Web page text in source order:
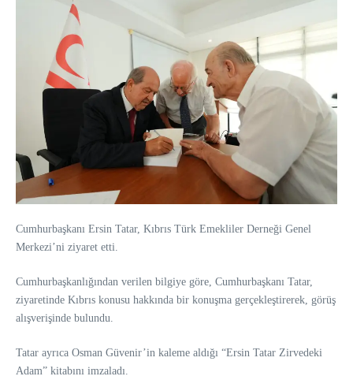
Cumhurbaşkanı Ersin Tatar, Kıbrıs Türk Emekliler Derneği Genel
Merkezi’ni ziyaret etti.
Cumhurbaşkanlığından verilen bilgiye göre, Cumhurbaşkanı Tatar,
ziyaretinde Kıbrıs konusu hakkında bir konuşma gerçekleştirerek, görüş
alışverişinde bulundu.
Tatar ayrıca Osman Güvenir’in kaleme aldığı “Ersin Tatar Zirvedeki
Adam” kitabını imzaladı.